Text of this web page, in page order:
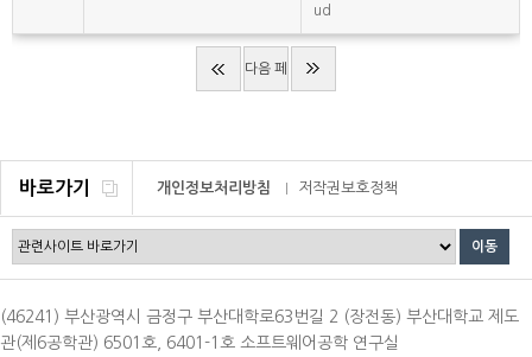
ud
다음 페
바로가기 개인정보처리방침 저작권보호정책
(46241) 부산광역시 금정구 부산대학로63번길 2 (장전동) 부산대학교 제도
관(제6공학관) 6501호, 6401-1호 소프트웨어공학 연구실